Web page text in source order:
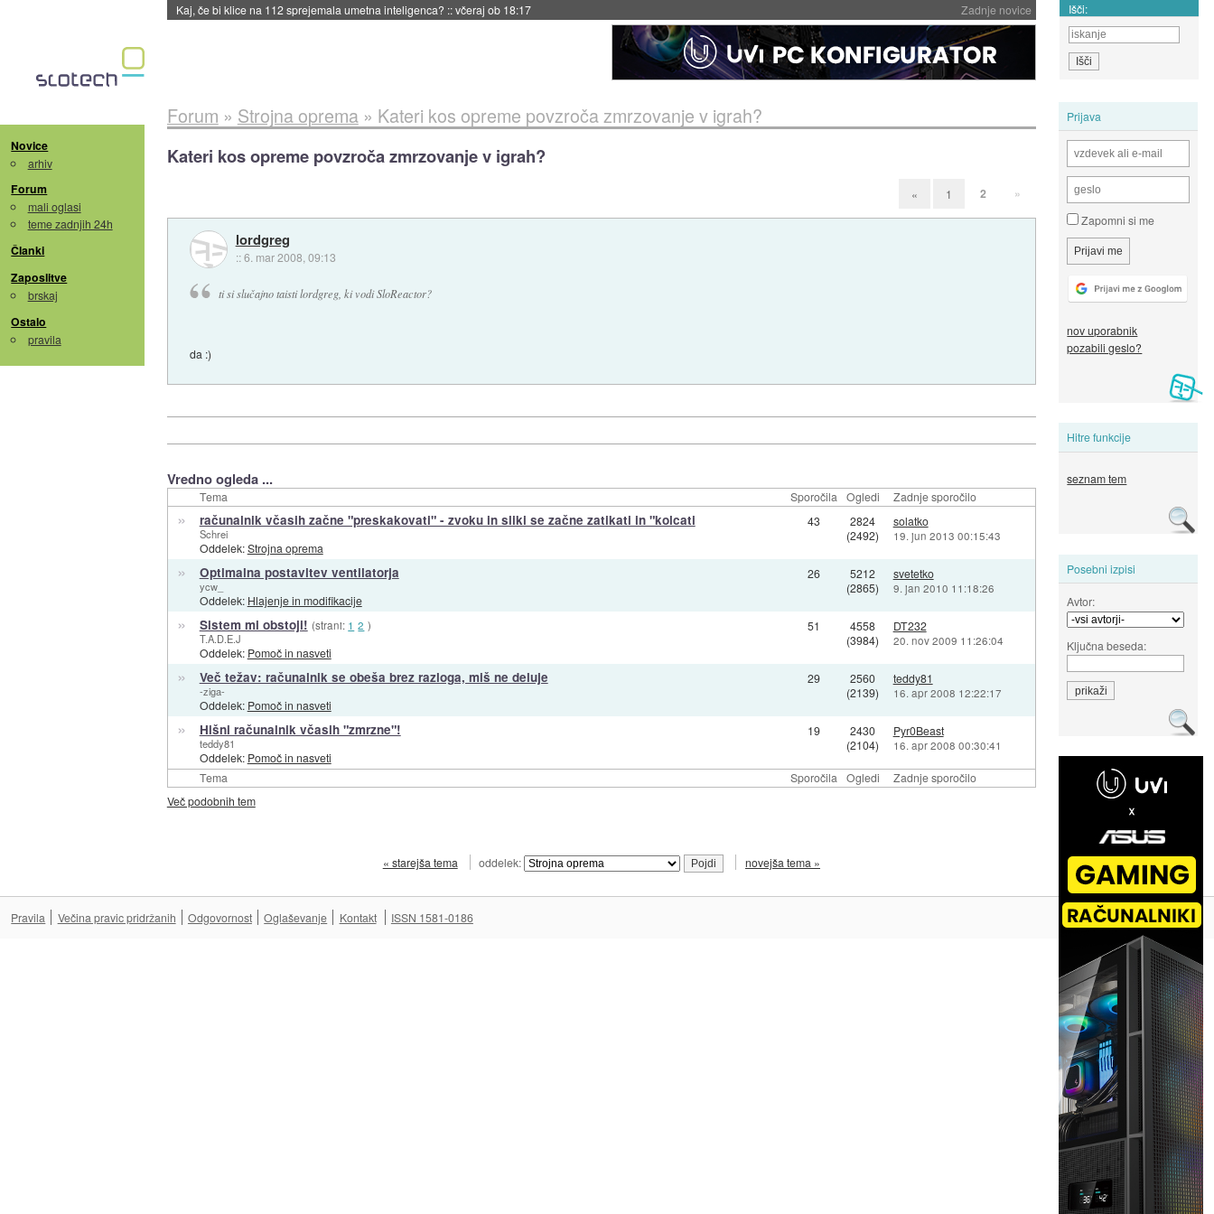
Zadnje novice
Kaj, če bi klice na 112 sprejemala umetna inteligenca? ::včeraj ob 18:17 Išči:
Novice
arhiv
Forum
mali oglasi
teme zadnjih 24h
Članki
Zaposlitve
brskaj
Ostalo
pravila
Prijava
Zapomni si me
nov uporabnik
pozabili geslo?
Hitre funkcije
seznam tem
Posebni izpisi
Avtor:
Ključna beseda:
Forum » Strojna oprema» Kateri kos opreme povzroča zmrzovanje v igrah?
Kateri kos opreme povzroča zmrzovanje v igrah?
« 1 2 »
lordgreg
::6. mar 2008, 09:13
ti si slučajno taisti lordgreg, ki vodi SloReactor?
da :)
Vredno ogleda ...
Tema Sporočila Ogledi Zadnje sporočilo
Tema Sporočila Ogledi Zadnje sporočilo
» računalnik včasih začne "preskakovati" - zvoku in sliki se začne zatikati in "kolcati
Schrei
Oddelek:Strojna oprema
43
2824
(2492)
solatko
19. jun 2013 00:15:43
» Optimalna postavitev ventilatorja
ycw_
Oddelek: Hlajenje in modifikacije
26
5212
(2865)
svetetko
9. jan 2010 11:18:26
» Sistem mi obstoji! (strani: 1 2 )
T.A.D.E.J
Oddelek: Pomoč in nasveti
51
4558
(3984)
DT232
20. nov 2009 11:26:04
» Več težav: računalnik se obeša brez razloga, miš ne deluje
-ziga-
Oddelek: Pomoč in nasveti
29
2560
(2139)
teddy81
16. apr 2008 12:22:17
» Hišni računalnik včasih "zmrzne"!
teddy81
Oddelek: Pomoč in nasveti
19
2430
(2104)
Pyr0Beast
16. apr 2008 00:30:41
Več podobnih tem
« starejša tema oddelek: novejša tema »
Na vrh ^
Pravila Večina pravic pridržanih Odgovornost Oglaševanje Kontakt ISSN 1581-0186